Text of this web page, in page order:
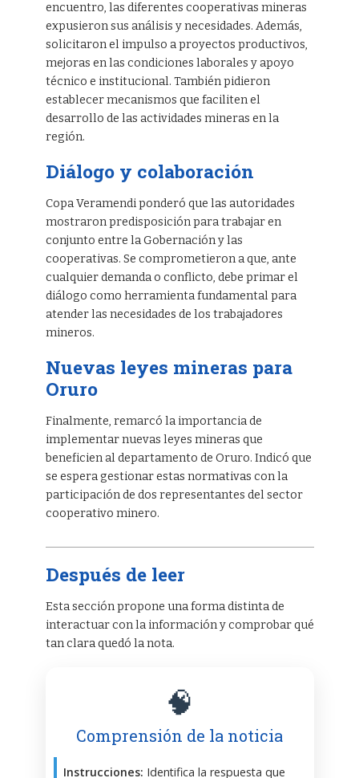
encuentro, las diferentes cooperativas mineras
expusieron sus análisis y necesidades. Además,
solicitaron el impulso a proyectos productivos,
mejoras en las condiciones laborales y apoyo
técnico e institucional. También pidieron
establecer mecanismos que faciliten el
desarrollo de las actividades mineras en la
región.
Diálogo y colaboración
Copa Veramendi ponderó que las autoridades
mostraron predisposición para trabajar en
conjunto entre la Gobernación y las
cooperativas. Se comprometieron a que, ante
cualquier demanda o conflicto, debe primar el
diálogo como herramienta fundamental para
atender las necesidades de los trabajadores
mineros.
Nuevas leyes mineras para
Oruro
Finalmente, remarcó la importancia de
implementar nuevas leyes mineras que
beneficien al departamento de Oruro. Indicó que
se espera gestionar estas normativas con la
participación de dos representantes del sector
cooperativo minero.
Después de leer
Esta sección propone una forma distinta de
interactuar con la información y comprobar qué
tan clara quedó la nota.
🧠
Comprensión de la noticia
Instrucciones: Identifica la respuesta que